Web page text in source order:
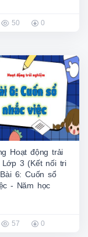
50 0
Hoạt động trải
Lớp 3 (Kết nối tri
6: Cuốn sổ
- Năm học
57 0